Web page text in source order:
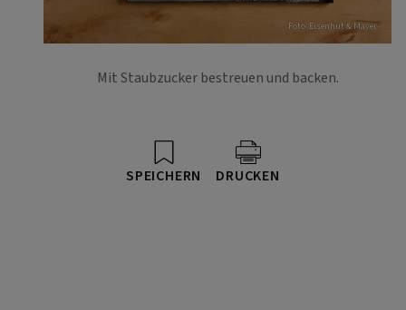
Foto: Eisenhut & Mayer
Mit Staubzucker bestreuen und backen.
SPEICHERN DRUCKEN